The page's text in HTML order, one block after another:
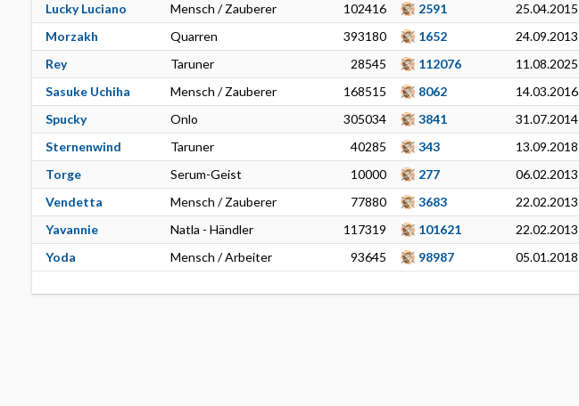
Lucky Luciano
Mensch / Zauberer 102416 2591
25.04.2015
Morzakh
Quarren 393180 1652
24.09.2013
Rey
Taruner 28545 112076
11.08.2025
Sasuke Uchiha
Mensch / Zauberer 168515 8062
14.03.2016
Spucky
Onlo 305034 3841
31.07.2014
Sternenwind
Taruner 40285 343
13.09.2018
Torge
Serum-Geist 10000 277
06.02.2013
Vendetta
Mensch / Zauberer 77880 3683
22.02.2013
Yavannie
Natla - Händler 117319 101621
22.02.2013
Yoda
Mensch / Arbeiter 93645 98987 05.01.2018